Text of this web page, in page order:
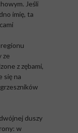
Jeśli
imię, ta
ze
z zębami,
się na
duszy
w